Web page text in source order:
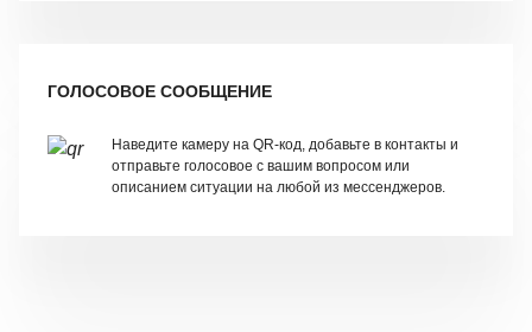
ГОЛОСОВОЕ СООБЩЕНИЕ
Наведите камеру на QR-код, добавьте в контакты и
отправьте голосовое с вашим вопросом или
описанием ситуации на любой из мессенджеров.